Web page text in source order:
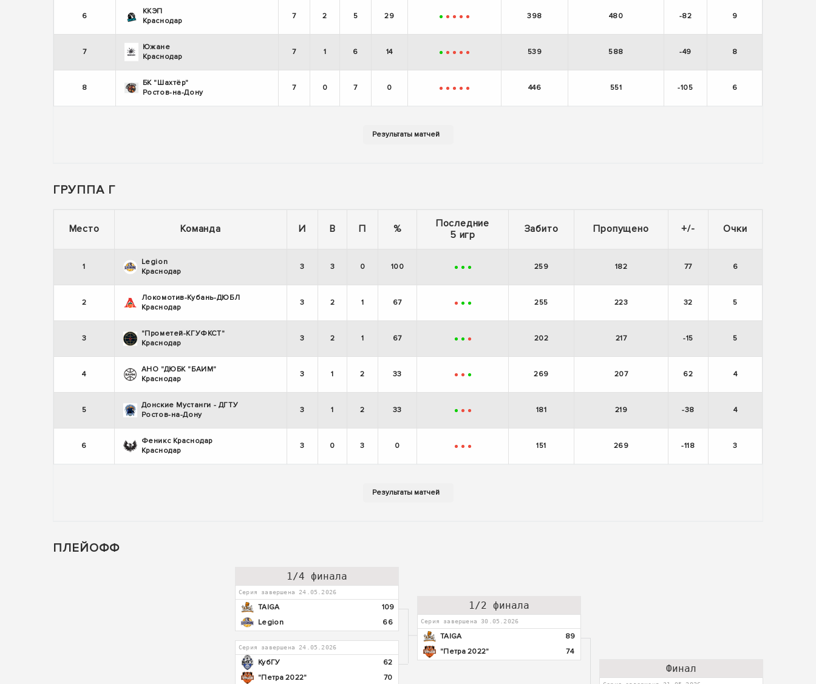
6
ККЭП
Краснодар
7 2 5 29 + - - - - 398 480 -82 9
7
Южане
Краснодар
7 1 6 14 + - - - - 539 588 -49 8
8
БК "Шахтёр"
Ростов-на-Дону
7 0 7 0 - - - - - 446 551 -105 6
ГРУППА Г
Место Команда И В П %
Последние
5 игр
Забито Пропущено +/- Очки
1
Legion
Краснодар
3 3 0 100 + + + 259 182 77 6
2
Локомотив-Кубань-ДЮБЛ
Краснодар
3 2 1 67 - + + 255 223 32 5
3
"Прометей-КГУФКСТ"
Краснодар
3 2 1 67 + + - 202 217 -15 5
4
АНО "ДЮБК "БАИМ"
Краснодар
3 1 2 33 - - + 269 207 62 4
5
Донские Мустанги - ДГТУ
Ростов-на-Дону
3 1 2 33 + - - 181 219 -38 4
6
Феникс Краснодар
Краснодар
3 0 3 0 - - - 151 269 -118 3
ПЛЕЙОФФ
1/4 финала
Серия завершена 24.05.2026
TAIGA
109
Legion
66
Серия завершена 24.05.2026
КубГУ
62
"Петра 2022"
70
1/2 финала
Серия завершена 30.05.2026
TAIGA
89
"Петра 2022"
74
Финал